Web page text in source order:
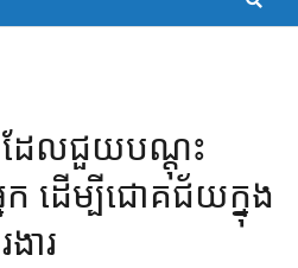
ដែល​​​ជួយ​បណ្ដុះ​
ដើម្បី​ជោគជ័យ​ក្នុង​
ារ​​